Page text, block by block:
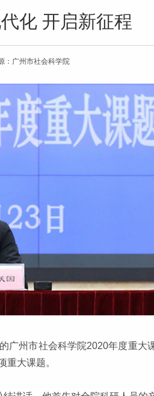
化 开启新征程
广州市社会科学院
广州市社会科学院2020年度重大
重大课题。